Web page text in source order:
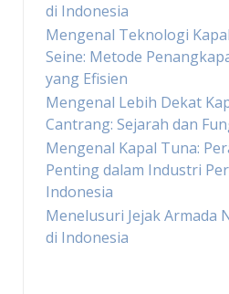
di Indonesia
Mengenal Teknologi
Seine: Metode
yang Efisien
Mengenal Lebih Dekat
Cantrang: Sejarah dan
Mengenal Kapal Tuna:
Penting dalam Industri
Indonesia
Menelusuri Jejak Armada
di Indonesia